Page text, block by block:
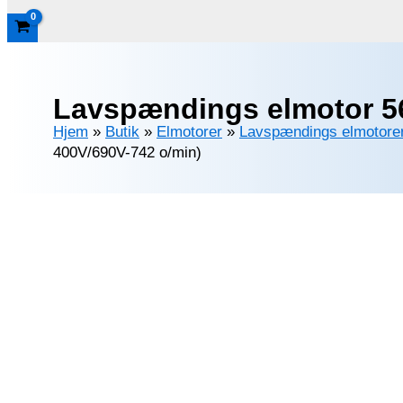
Lavspændings elmotor
Hjem » Butik » Elmotorer » Lavspændings
400V/690V-742 o/min)